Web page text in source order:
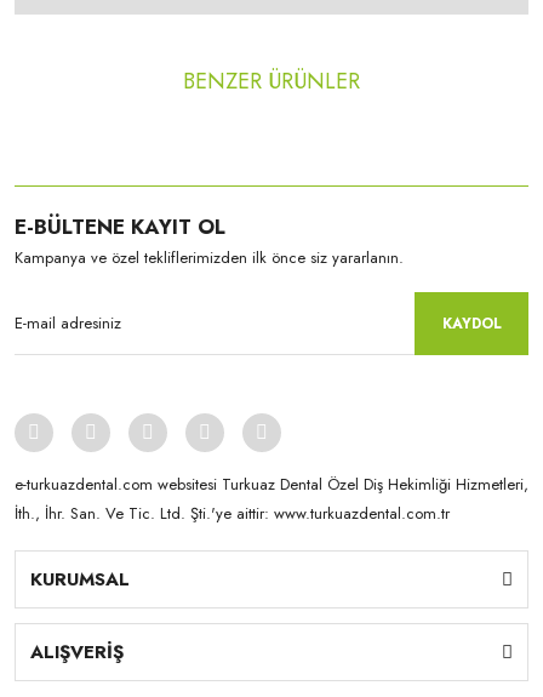
BENZER ÜRÜNLER
New Ace & Naperce - O2 Formu - (1 Kutu = 4 Takım) NW0.5
E-BÜLTENE KAYIT OL
Kampanya ve özel tekliflerimizden ilk önce siz yararlanın.
KAYDOL
e-turkuazdental.com websitesi Turkuaz Dental Özel Diş Hekimliği Hizmetleri,
İth., İhr. San. Ve Tic. Ltd. Şti.'ye aittir: www.turkuazdental.com.tr
KURUMSAL
ALIŞVERİŞ